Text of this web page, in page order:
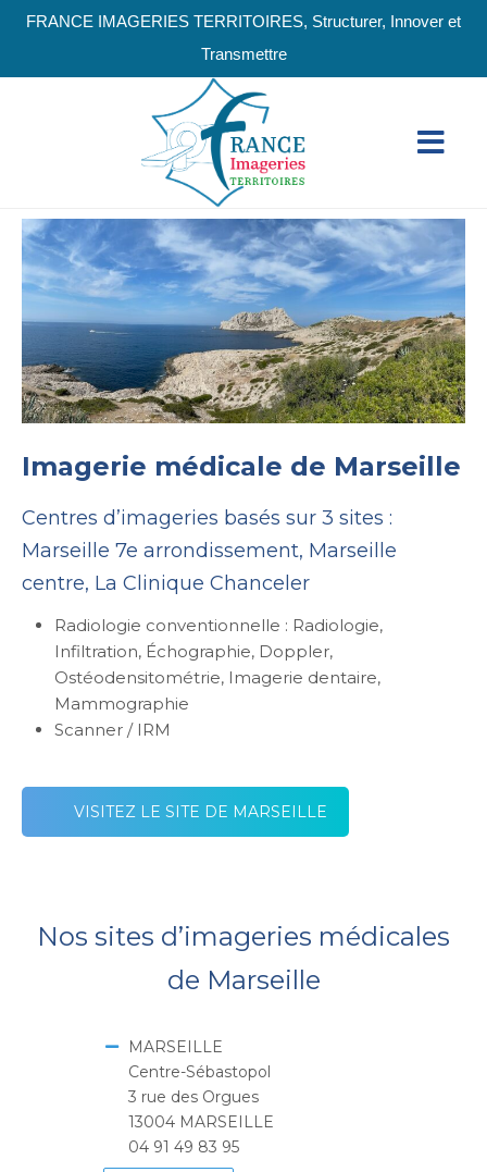
FRANCE IMAGERIES TERRITOIRES, Structurer, Innover et
Transmettre
Imagerie médicale de Marseille
Centres d’imageries basés sur 3 sites :
Marseille 7e arrondissement, Marseille
centre, La Clinique Chanceler
Radiologie conventionnelle : Radiologie,
Infiltration, Échographie, Doppler,
Ostéodensitométrie, Imagerie dentaire,
Mammographie
Scanner / IRM
VISITEZ LE SITE DE MARSEILLE
Nos sites d’imageries médicales
de Marseille
MARSEILLE
Centre-Sébastopol
3 rue des Orgues
13004 MARSEILLE
04 91 49 83 95